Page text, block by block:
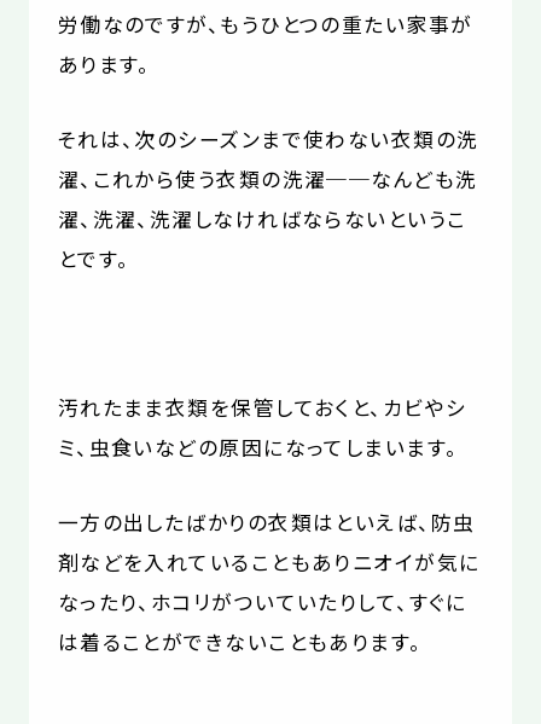
労働なのですが、もうひとつの重たい家事が
あります。
それは、次のシーズンまで使わない衣類の洗
濯、これから使う衣類の洗濯──なんども洗
濯、洗濯、洗濯しなければならないというこ
とです。
汚れたまま衣類を保管しておくと、カビやシ
ミ、虫食いなどの原因になってしまいます。
一方の出したばかりの衣類はといえば、防虫
剤などを入れていることもありニオイが気に
なったり、ホコリがついていたりして、すぐに
は着ることができないこともあります。